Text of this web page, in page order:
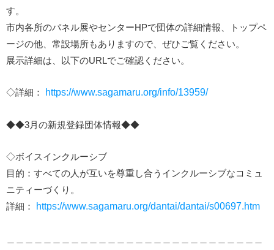
す。
市内各所のパネル展やセンターHPで団体の詳細情報、トップペ
ージの他、常設場所もありますので、ぜひご覧ください。
展示詳細は、以下のURLでご確認ください。
◇詳細： https://www.sagamaru.org/info/13959/
◆◆3月の新規登録団体情報◆◆
◇ボイスインクルーシブ
目的：すべての人が互いを尊重し合うインクルーシブなコミュ
ニティーづくり。
詳細：
https://www.sagamaru.org/dantai/dantai/s00697.htm